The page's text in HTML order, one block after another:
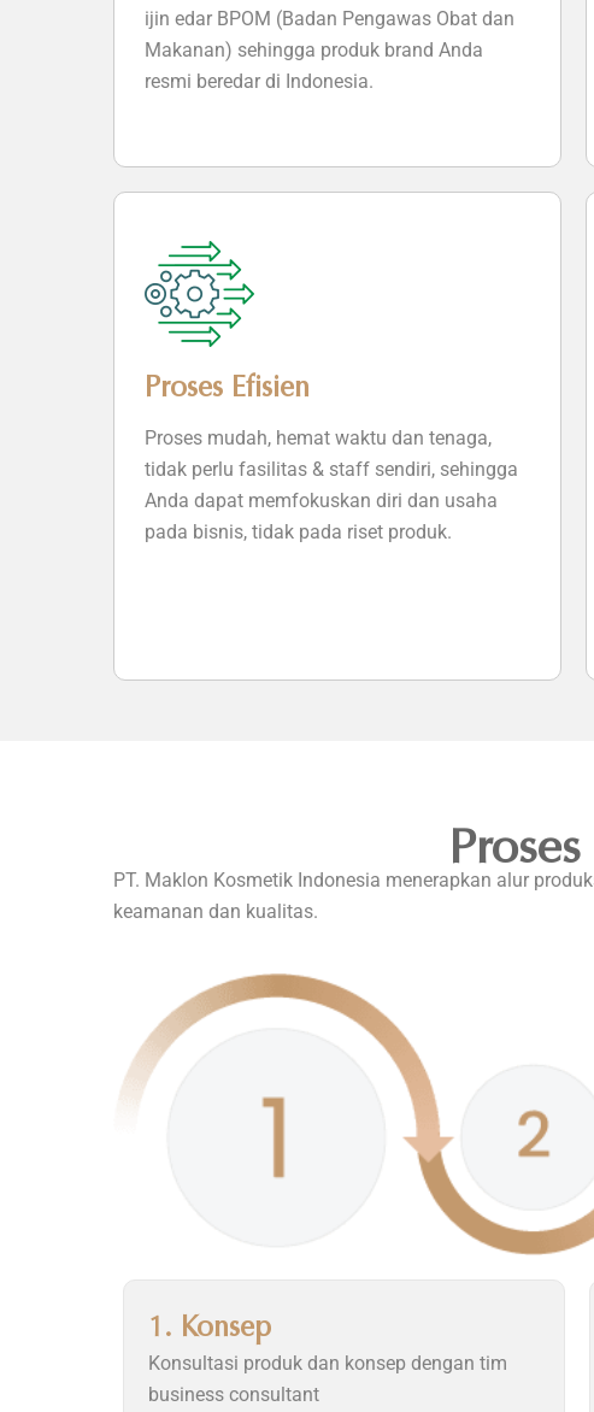
ijin edar BPOM (Badan Pengawas Obat dan
Makanan) sehingga produk brand Anda
resmi beredar di Indonesia.
Proses Efisien
Proses mudah, hemat waktu dan tenaga,
tidak perlu fasilitas & staff sendiri, sehingga
Anda dapat memfokuskan diri dan usaha
pada bisnis, tidak pada riset produk.
Proses
PT. Maklon Kosmetik Indonesia menerapkan alur
keamanan dan kualitas.
1. Konsep
Konsultasi produk dan konsep dengan tim
business consultant